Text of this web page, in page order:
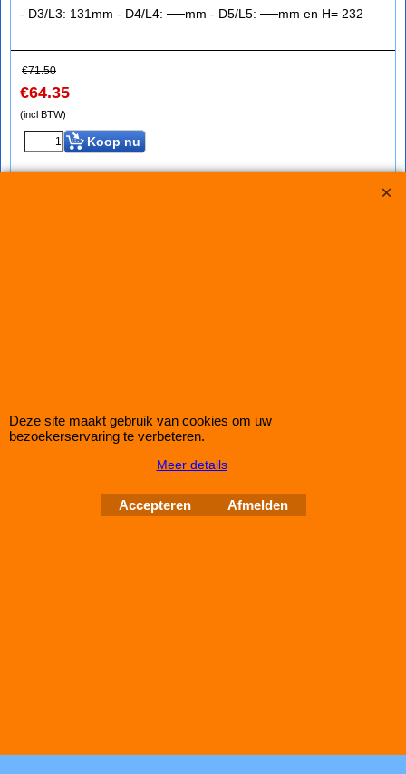
- D3/L3: 131mm - D4/L4: ──mm - D5/L5: ──mm en H= 232
€71.50
€64.35
(incl BTW)
Koop nu
M110994 /150pk) van bouwjaar 84>89
- D3/L3: 131mm - D4/L4: ──mm - D5/L5: ──mm en H= 232
Deze site maakt gebruik van cookies om uw
bezoekerservaring te verbeteren.
Meer details
Accepteren Afmelden